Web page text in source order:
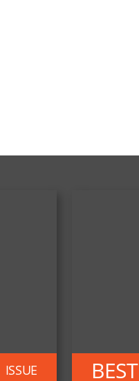
ISSUE BEST